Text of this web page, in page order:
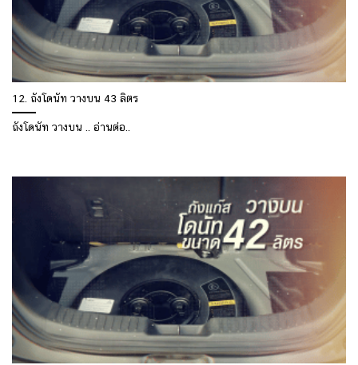
12. ถังโดนัท วางบน 43 ลิตร
ถังโดนัท วางบน .. อ่านต่อ..